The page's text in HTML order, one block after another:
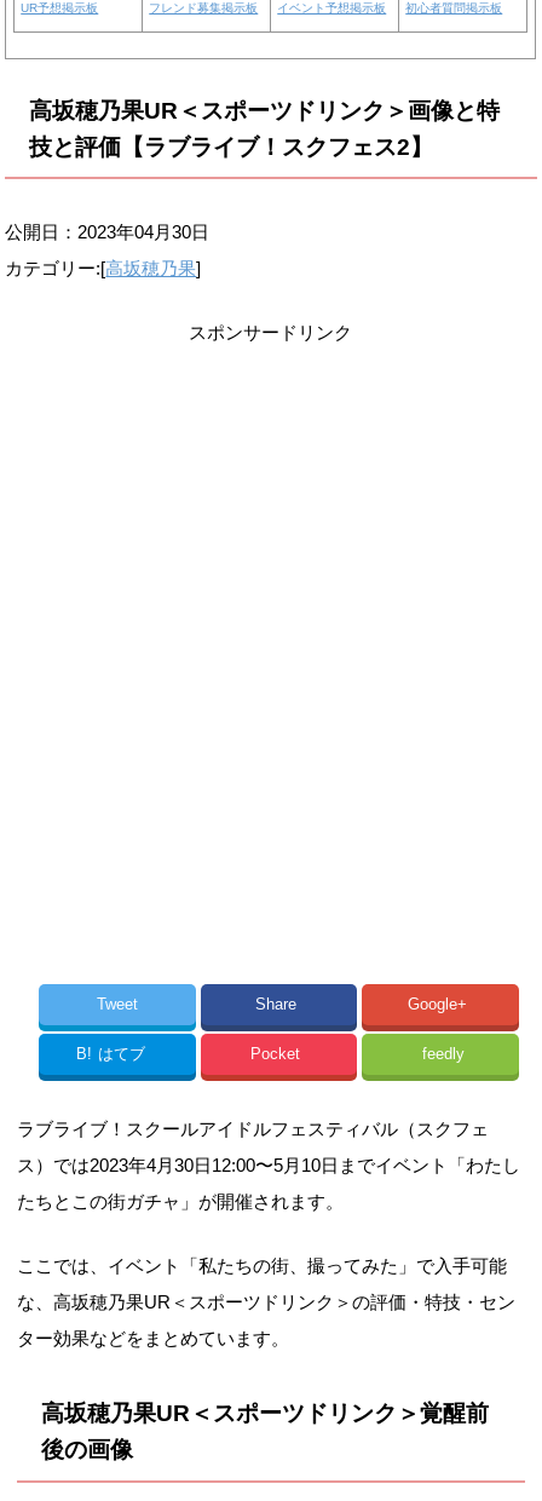
UR予想掲示板 フレンド募集掲示板 イベント予想掲示板 初心者質問掲示板
高坂穂乃果UR＜スポーツドリンク＞画像と特
技と評価【ラブライブ！スクフェス2】
公開日： 2023年04月30日
カテゴリー:[高坂穂乃果]
スポンサードリンク
Tweet Share Google+
B! はてブ Pocket feedly
ラブライブ！スクールアイドルフェスティバル（スクフェ
ス）では2023年4月30日12:00〜5月10日までイベント「わたし
たちとこの街ガチャ」が開催されます。
ここでは、イベント「私たちの街、撮ってみた」で入手可能
な、高坂穂乃果UR＜スポーツドリンク＞の評価・特技・セン
ター効果などをまとめています。
高坂穂乃果UR＜スポーツドリンク＞覚醒前
後の画像